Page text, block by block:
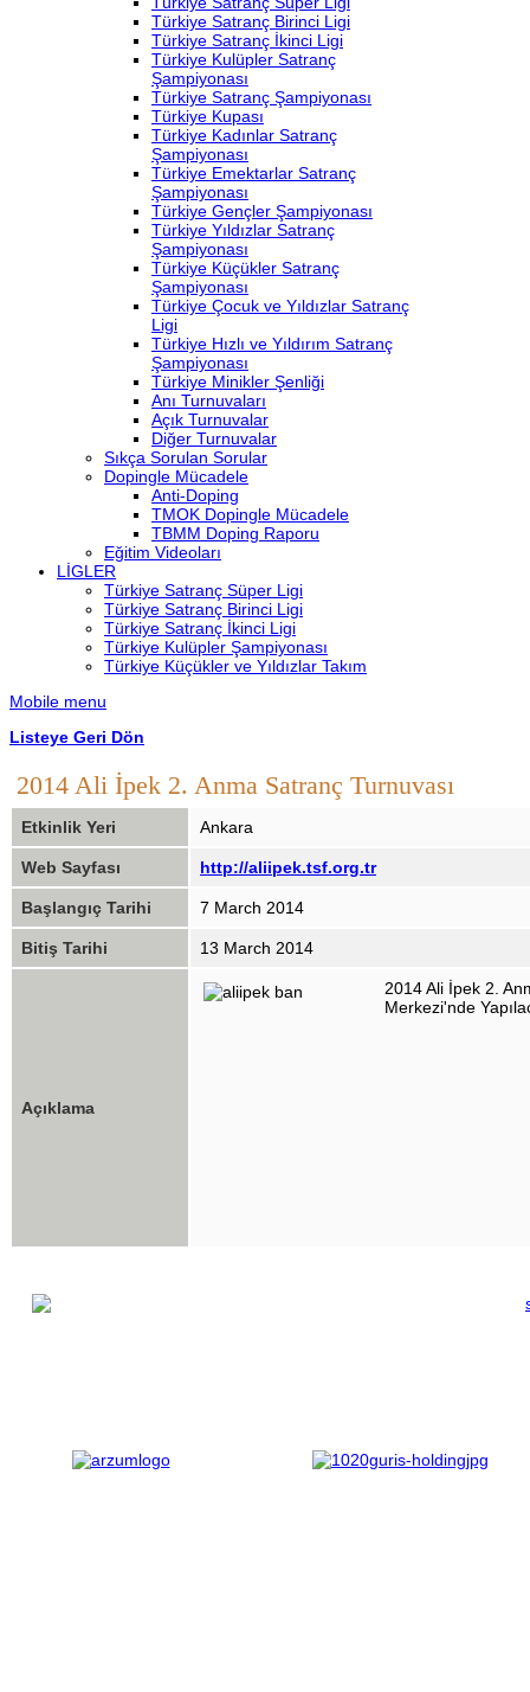
Türkiye Satranç Birinci Ligi
Türkiye Satranç İkinci Ligi
Türkiye Kulüpler Satranç
Şampiyonası
Türkiye Satranç Şampiyonası
Türkiye Kupası
Türkiye Kadınlar Satranç
Şampiyonası
Türkiye Emektarlar Satranç
Şampiyonası
Türkiye Gençler Şampiyonası
Türkiye Yıldızlar Satranç
Şampiyonası
Türkiye Küçükler Satranç
Şampiyonası
Türkiye Çocuk ve Yıldızlar Satranç
Ligi
Türkiye Hızlı ve Yıldırım Satranç
Şampiyonası
Türkiye Minikler Şenliği
Anı Turnuvaları
Açık Turnuvalar
Diğer Turnuvalar
Sıkça Sorulan Sorular
Dopingle Mücadele
Anti-Doping
TMOK Dopingle Mücadele
TBMM Doping Raporu
Eğitim Videoları
LİGLER
Türkiye Satranç Süper Ligi
Türkiye Satranç Birinci Ligi
Türkiye Satranç İkinci Ligi
Türkiye Kulüpler Şampiyonası
Türkiye Küçükler ve Yıldızlar Takım
Mobile menu
Listeye Geri Dön
2014 Ali İpek 2. Anma Satranç Turnuvası
Etkinlik Yeri Ankara
Web Sayfası http://aliipek.tsf.org.tr
Başlangıç Tarihi 7 March 2014
Bitiş Tarihi 13 March 2014
Açıklama
2014 Ali İpek 2.
Merkezi'nde